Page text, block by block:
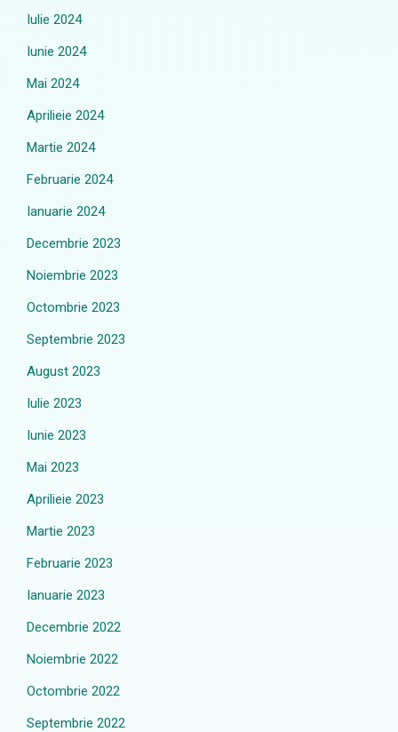
Iulie 2024
Iunie 2024
Mai 2024
Aprilieie 2024
Martie 2024
Februarie 2024
Ianuarie 2024
Decembrie 2023
Noiembrie 2023
Octombrie 2023
Septembrie 2023
August 2023
Iulie 2023
Iunie 2023
Mai 2023
Aprilieie 2023
Martie 2023
Februarie 2023
Ianuarie 2023
Decembrie 2022
Noiembrie 2022
Octombrie 2022
Septembrie 2022